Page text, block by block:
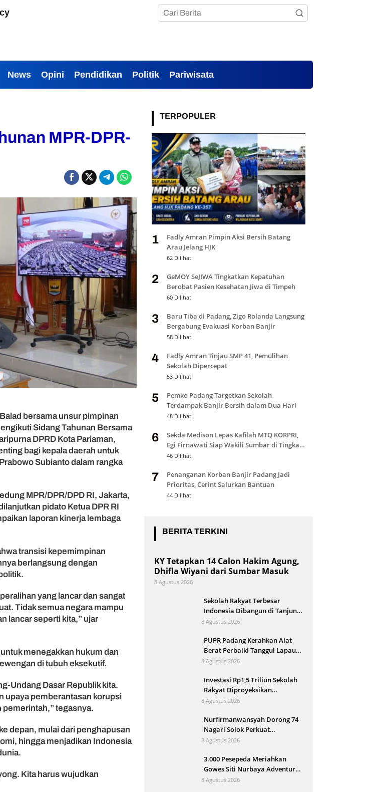
News Opini Pendidikan Politik Pariwisata
MPR-DPR-
bersama unsur pimpinan
Sidang Tahunan Bersama
DPRD Kota Pariaman,
bagi kepala daerah untuk
Subianto dalam rangka
MPR/DPR/DPD RI, Jakarta,
pidato Ketua DPR RI
laporan kinerja lembaga
transisi kepemimpinan
berlangsung dengan
yang lancar dan sangat
Tidak semua negara mampu
lancar seperti kita,” ujar
menegakkan hukum dan
di tubuh eksekutif.
Undang Dasar Republik kita.
upaya pemberantasan korupsi
tegasnya.
depan, mulai dari penghapusan
hingga menjadikan Indonesia
Kita harus wujudkan
TERPOPULER
1
Fadly Amran Pimpin Aksi Bersih Batang
Arau Jelang HJK
62 Dilihat
2
GeMOY SeJIWA Tingkatkan Kepatuhan
Berobat Pasien Kesehatan Jiwa di Timpeh
60 Dilihat
3
Baru Tiba di Padang, Zigo Rolanda Langsung
Bergabung Evakuasi Korban Banjir
58 Dilihat
4
Fadly Amran Tinjau SMP 41, Pemulihan
Sekolah Dipercepat
53 Dilihat
5
Pemko Padang Targetkan Sekolah
Terdampak Banjir Bersih dalam Dua Hari
48 Dilihat
6
Sekda Medison Lepas Kafilah MTQ KORPRI,
Egi Firnawati Siap Wakili Sumbar di Tingkat
Nasional
46 Dilihat
7
Penanganan Korban Banjir Padang Jadi
Prioritas, Cerint Salurkan Bantuan
44 Dilihat
BERITA TERKINI
KY Tetapkan 14 Calon Hakim Agung,
Dhifla Wiyani dari Sumbar Masuk
8 Agustus 2026
Sekolah Rakyat Terbesar
Indonesia Dibangun di Tanjung
Alam
8 Agustus 2026
PUPR Padang Kerahkan Alat
Berat Perbaiki Tanggul Lapau
Munggu
8 Agustus 2026
Investasi Rp1,5 Triliun Sekolah
Rakyat Diproyeksikan
Gerakkan Ekonomi Tanjung
8 Agustus 2026
Nurfirmanwansyah Dorong 74
Nagari Solok Perkuat
Transformasi Digital
8 Agustus 2026
3.000 Pesepeda Meriahkan
Gowes Siti Nurbaya Adventure-
X Padang
8 Agustus 2026